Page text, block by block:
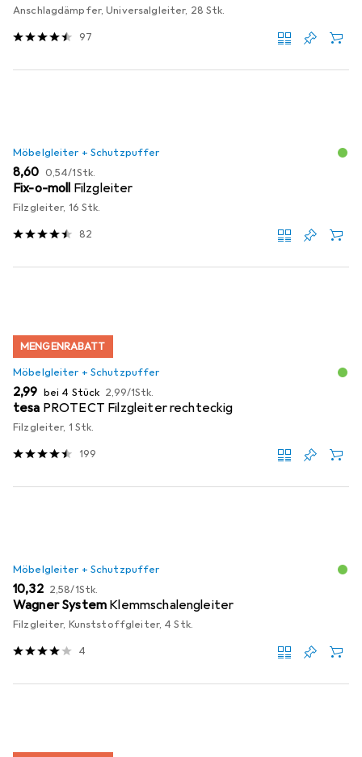
Anschlagdämpfer, Universalgleiter, 28 Stk.
97
Möbelgleiter + Schutzpuffer
EUR
8,60 EUR
0,54/1Stk.
Fix-o-moll Filzgleiter
Filzgleiter, 16 Stk.
82
MENGENRABATT
Möbelgleiter + Schutzpuffer
EUR
2,99 bei 4 Stück EUR
2,99/1Stk.
tesa PROTECT Filzgleiter rechteckig
Filzgleiter, 1 Stk.
199
Möbelgleiter + Schutzpuffer
EUR
10,32 EUR
2,58/1Stk.
Wagner System Klemmschalengleiter
Filzgleiter, Kunststoffgleiter, 4 Stk.
4